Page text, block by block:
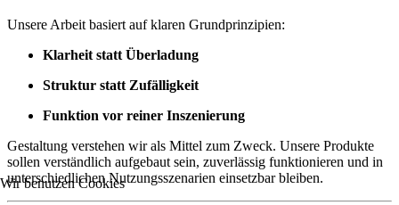
Unsere Arbeit basiert auf klaren Grundprinzipien:
Klarheit statt Überladung
Struktur statt Zufälligkeit
Funktion vor reiner Inszenierung
Gestaltung verstehen wir als Mittel zum Zweck. Unsere Produkte
sollen verständlich aufgebaut sein, zuverlässig funktionieren und in
unterschiedlichen Nutzungsszenarien einsetzbar bleiben.
Wir benutzen Cookies